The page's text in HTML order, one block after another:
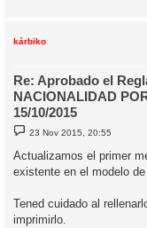
kárbiko
Re: Aprobado el
NACIONALIDAD
15/10/2015
M
e
s
a
23 Nov 2015, 20:55
Actualizamos el primer
existente en el modelo
Tened cuidado al
imprimirlo.